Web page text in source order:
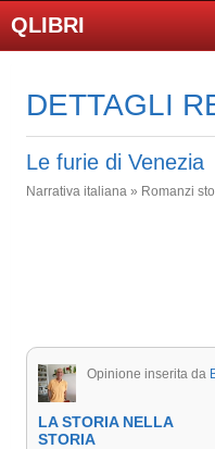
QLIBRI
DETTAGLI
Le furie di Venezia
Narrativa italiana » Romanzi
Opinione inserita da
LA STORIA NELLA
STORIA